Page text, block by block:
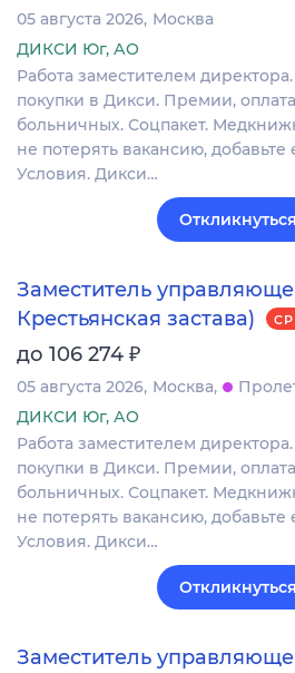
05 августа 2026 Москва
ДИКСИ Юг, АО
Работа заместителем
покупки в Дикси. Премии,
больничных. Соцпакет.
не потерять вакансию, добавьте
Условия. Дикси…
Откликнуться
Заместитель
Крестьянская застава)
до 106 274 ₽
05 августа 2026 Москва
ДИКСИ Юг, АО
Работа заместителем
покупки в Дикси. Премии,
больничных. Соцпакет.
не потерять вакансию, добавьте
Условия. Дикси…
Откликнуться
Заместитель